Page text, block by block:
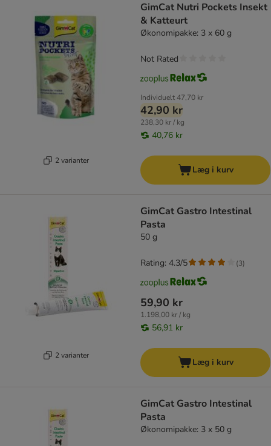
2 varianter
GimCat Nutri Pockets Insekt
& Katteurt
Økonomipakke: 3 x 60 g
Individuelt47,70 kr
42,90 kr
238,30 kr / kg
40,76 kr
Not Rated
Læg i kurv
2 varianter
GimCat Gastro Intestinal
Pasta
50 g
59,90 kr
1.198,00 kr / kg
56,91 kr
Rating: 4.3/5 (3)
Læg i kurv
GimCat Gastro Intestinal
Pasta
Økonomipakke: 3 x 50 g